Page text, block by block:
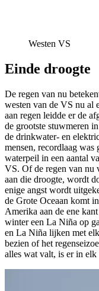
Westen VS
Einde droogte
De regen van nu
westen van de VS nu al
aan regen leidde er de
de grootste stuwmeren
de drinkwater- en
mensen, recordlaag
waterpeil in een aantal
VS. Of de regen van nu
aan die droogte, wordt
enige angst wordt
de Grote Oceaan komt
Amerika aan de ene
winter een La Niña op
en La Niña lijken met
bezien of het
alles wat valt, is er in elk